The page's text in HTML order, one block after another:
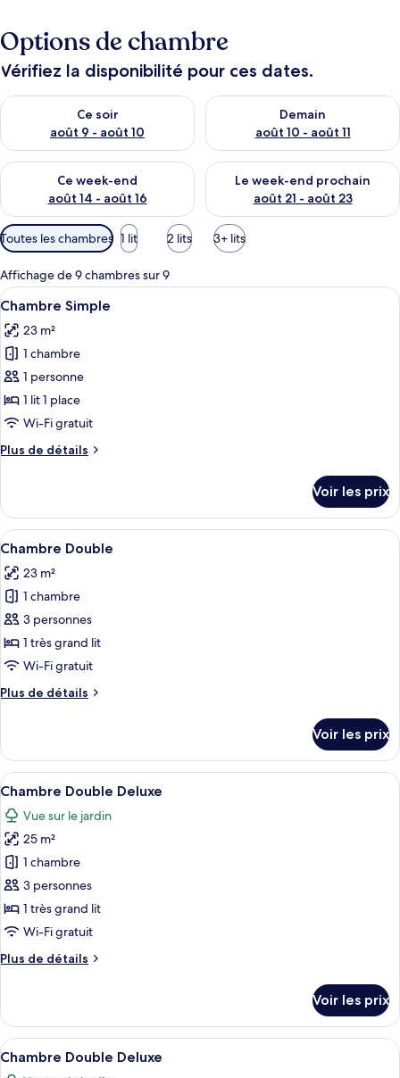
Options de chambre
Vérifiez la disponibilité pour ces dates.
Ce soir
août 9 - août 10
Vérifier la disponibilité pour ce soir août 9 - août 10
Demain
août 10 - août 11
Vérifier la disponibilité pour
Ce week-end
août 14 - août 16
Vérifier la disponibilité pour ce week-end août 14 - août 16
Le week-end prochain
août 21 - août 23
Vérifier la disponibilité pour
Filtres
disponibles
pour
les
chambres
Toutes les chambres 1 lit 2 lits 3+ lits
Affichage de 9 chambres sur 9
Afficher
toutes
les
photos
pour
ce
type
chambre :
Une chambre d’hôtel bien rangée,
4
Chambre Simple
23 m²
1 chambre
1 personne
1 lit 1 place
Wi-Fi gratuit
Plus de détails
Plus
le
type
de
Chambre
Simple
Voir les prix
Afficher
toutes
les
photos
pour
ce
type
chambre :
Un lit bien fait, recouvert d’une
3
Chambre Double
23 m²
1 chambre
3 personnes
1 très grand lit
Wi-Fi gratuit
Plus de détails
Plus
le
type
de
chambre
Chambre
Double
Voir les prix
Afficher
toutes
les
photos
pour
ce
type
de
chambre :
Chambre
Un lit bien fait, avec des serviettes
8
Chambre Double Deluxe
Vue sur le jardin
25 m²
1 chambre
3 personnes
1 très grand lit
Wi-Fi gratuit
Plus de détails
Plus
le
type
de
chambre
Voir les prix
Afficher
toutes
Un lit bien fait, avec deux oreillers et
4
Chambre Double Deluxe